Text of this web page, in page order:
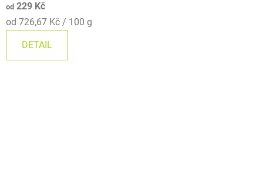
od 229 Kč
Měrná
od 726,67 Kč / 100 g
DETAIL